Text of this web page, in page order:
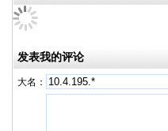
发表我的评论
大名：